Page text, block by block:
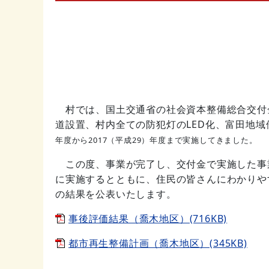
村では、国土交通省の社会資本整備総合交
道設置、村内全ての防犯灯のLED化、富田地
年度から2017（平成29）年度まで実施してきました。
この度、事業が完了し、交付金で実施した
に実施するとともに、住民の皆さんにわかり
の結果を公表いたします。
事後評価結果（喬木地区）(716KB)
都市再生整備計画（喬木地区）(345KB)